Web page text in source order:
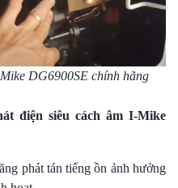
DG6900SE chính hãng
điện siêu cách âm I-Mike
phát tán tiếng ồn ảnh hưởng